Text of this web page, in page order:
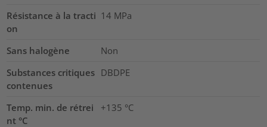
Résistance à la tracti
on
14 MPa
Sans halogène
Non
Substances critiques
contenues
DBDPE
Temp. min. de rétrei
nt °C
+135 °C